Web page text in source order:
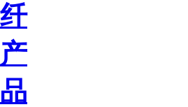
纤
产
品